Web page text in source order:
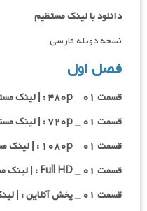
دانلود با لینک مستقیم
نسخه دوبله فارسی
فصل اول
قسمت ۰۱ _ ۴۸۰p : | لینک مستقیم |
قسمت ۰۱ _ ۷۲۰p : | لینک مستقیم |
قسمت ۰۱ _ ۱۰۸۰p : | لینک مستقیم |
قسمت ۰۱ _ Full HD : | لینک مستقیم |
قسمت ۰۱ _ پخش آنلاین : | لینک مستقیم |